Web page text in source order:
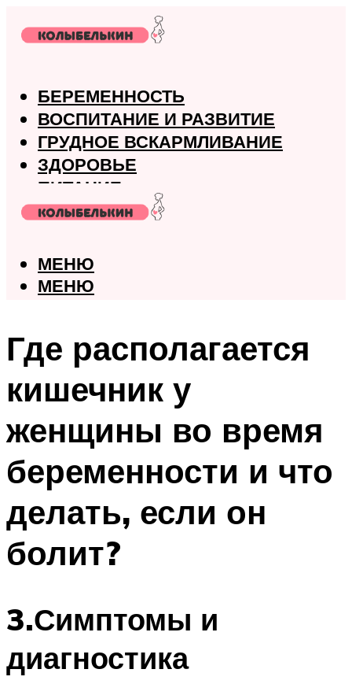
БЕРЕМЕННОСТЬ
ВОСПИТАНИЕ И РАЗВИТИЕ
ГРУДНОЕ ВСКАРМЛИВАНИЕ
ЗДОРОВЬЕ
ПИТАНИЕ
РОДЫ
МЕНЮ
МЕНЮ
Где располагается
кишечник у
женщины во время
беременности и что
делать, если он
болит?
3.Симптомы и
диагностика